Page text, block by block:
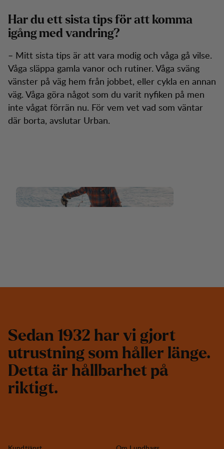
Har du ett sista tips för att komma
igång med vandring?
– Mitt sista tips är att vara modig och våga gå vilse.
Våga släppa gamla vanor och rutiner. Våga sväng
vänster på väg hem från jobbet, eller cykla en annan
väg. Våga göra något som du varit nyfiken på men
inte vågat förrän nu. För vem vet vad som väntar
där borta, avslutar Urban.
Sedan 1932 har vi gjort
utrustning som håller länge.
Detta är hållbarhet på
riktigt.